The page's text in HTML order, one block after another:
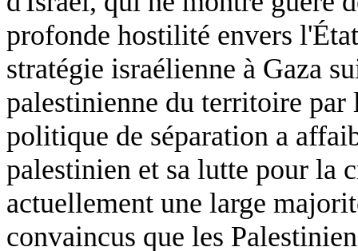
profonde hostilité envers
stratégie israélienne à Gaza
palestinienne du territoire par
politique de séparation a
palestinien et sa lutte pour la
actuellement une large
convaincus que les